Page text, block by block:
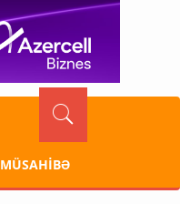
MÜSAHİBƏ